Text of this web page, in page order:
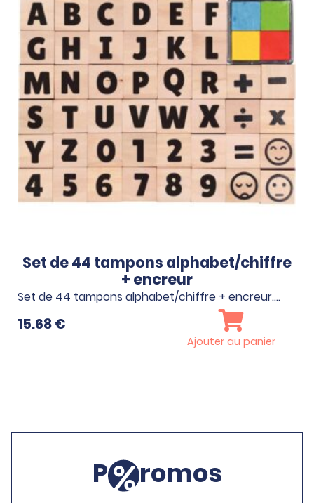
Set de 44 tampons alphabet/chiffre
+ encreur
Set de 44 tampons alphabet/chiffre + encreur.…
15.68€
Ajouter au panier
P romos